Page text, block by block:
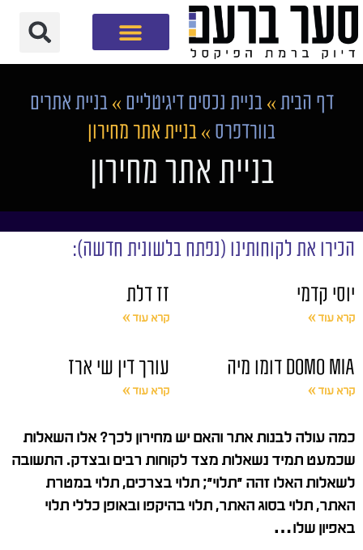
דף הבית »בניית נכסים דיגיטליים »בניית אתרים
בוורדפרס » בניית אתר מחירון
בניית אתר מחירון
הכירו את לקוחותינו (נפתח בלשונית חדשה):
יוסי קדמי
קרא עוד »
זז דלת
קרא עוד »
DOMO MIA דומו מיה
קרא עוד »
עורך דין שי ארז
קרא עוד »
כמה עולה לבנות אתר והאם יש מחירון לכך? אלו השאלות
שכמעט תמיד נשאלות מצד לקוחות רבים ובצדק. התשובה
לשאלות האלו זהה "תלוי"; תלוי בצרכים, תלוי במטרת
האתר, תלוי בסוג האתר, תלוי בהיקפו ובאופן כללי תלוי
באפיון שלו…